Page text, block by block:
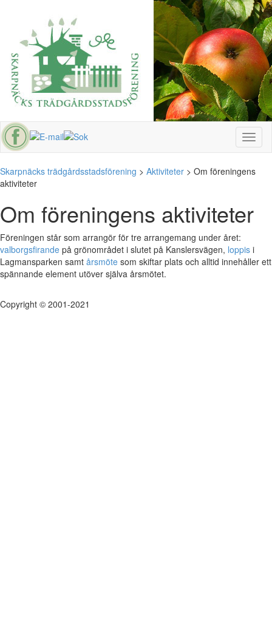
Skarpnäcks trädgårdsstadsförening > Aktiviteter > Om föreningens
aktiviteter
Om föreningens aktiviteter
Föreningen står som arrangör för tre arrangemang under året:
valborgsfirande på grönområdet i slutet på Kanslersvägen, loppis i
Lagmansparken samt årsmöte som skiftar plats och alltid innehåller ett
spännande element utöver själva årsmötet.
Copyright © 2001-2021